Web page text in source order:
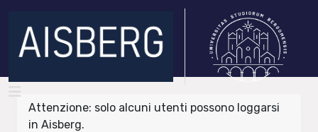
Attenzione: solo alcuni utenti possono loggarsi
in Aisberg.